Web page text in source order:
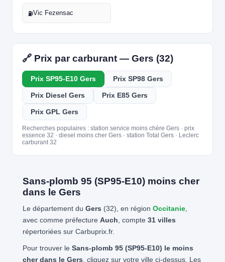
⛽Vic Fezensac
🔗 Prix par carburant — Gers (32)
Prix SP95-E10 Gers Prix SP98 Gers
Prix Diesel Gers Prix E85 Gers
Prix GPL Gers
Recherches populaires : station service moins chère Gers · prix
essence 32 · diesel moins cher Gers · station Total Gers · Leclerc
carburant 32
Sans-plomb 95 (SP95-E10) moins cher
dans le Gers
Le département du Gers (32), en région Occitanie,
avec comme préfecture Auch , compte 31 villes
répertoriées sur Carbuprix.fr.
Pour trouver le Sans-plomb 95 (SP95-E10) le moins
cher dans le Gers , cliquez sur votre ville ci-dessus. Les